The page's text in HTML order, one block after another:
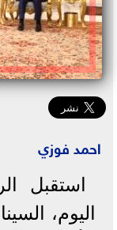
احمد فوزي
استقبل
اليوم،